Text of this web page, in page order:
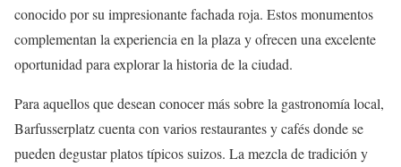
conocido por su impresionante fachada roja. Estos monumentos
complementan la experiencia en la plaza y ofrecen una excelente
oportunidad para explorar la historia de la ciudad.
Para aquellos que desean conocer más sobre la gastronomía local,
Barfusserplatz cuenta con varios restaurantes y cafés donde se
pueden degustar platos típicos suizos. La mezcla de tradición y